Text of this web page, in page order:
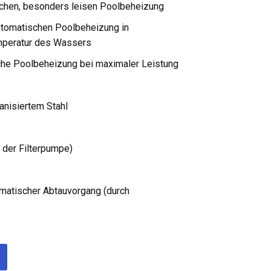
besonders leisen Poolbeheizung
Poolbeheizung in
des Wassers
Poolbeheizung bei maximaler Leistung
Stahl
Filterpumpe)
Abtauvorgang (durch